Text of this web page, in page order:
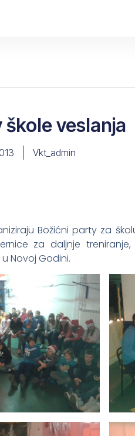
veslanja
Vkt_admin
Božićni party za
za daljnje
Novoj Godini.